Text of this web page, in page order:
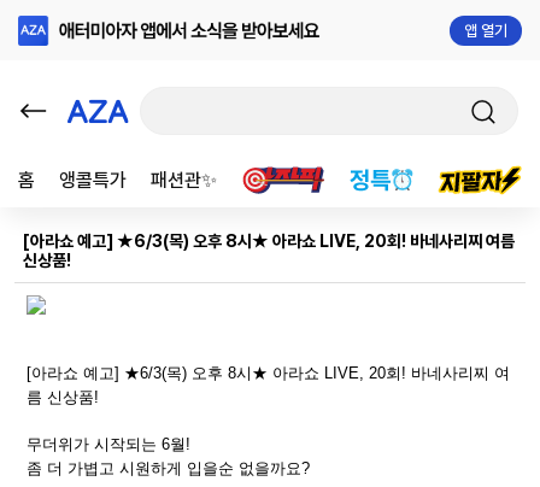
앱 열기
홈 앵콜특가 패션관✨
[아라쇼 예고] ★6/3(목) 오후 8시​★ 아라쇼 LIVE, 20회! 바네사리찌 여름
신상품!
[아라쇼 예고] ★6/3(목) 오후 8시​★ 아라쇼 LIVE, 20회! 바네사리찌 여
름 신상품!
무더위가 시작되는 6월!
좀 더 가볍고 시원하게 입을순 없을까요?​